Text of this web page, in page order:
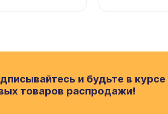
и будьте в курсе
товаров распродажи!